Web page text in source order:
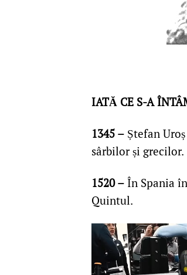
IATĂ CE S-A
1345 – Ștefan
sârbilor și grecilor.
1520 – În Spania
Quintul.